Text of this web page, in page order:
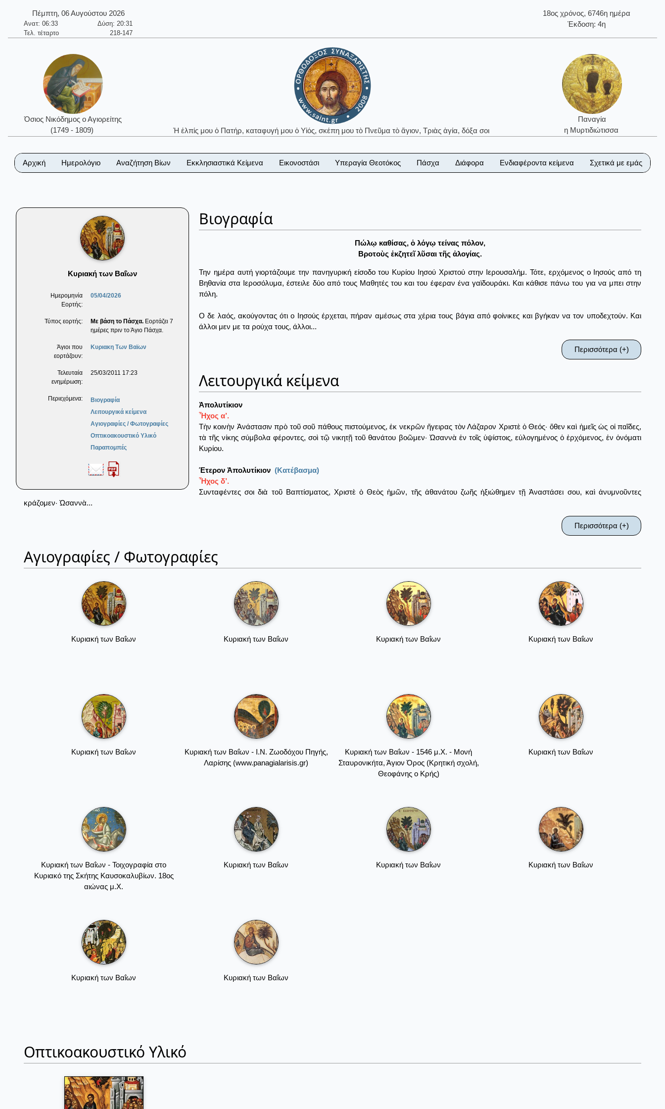
Πέμπτη, 06 Αυγούστου 2026
Ανατ: 06:33
Δύση: 20:31
Τελ. τέταρτο
218-147
18ος χρόνος, 6746η ημέρα
Έκδοση: 4η
Όσιος Νικόδημος ο Αγιορείτης
(1749 - 1809)
Ἡ ἐλπίς μου ὁ Πατήρ, καταφυγή μου ὁ Υἱός, σκέπη μου τὸ Πνεῦμα τὸ ἅγιον, Τριὰς ἁγία, δόξα σοι
Παναγία
η Μυρτιδιώτισσα
Αρχική Ημερολόγιο Αναζήτηση Βίων Εκκλησιαστικά Κείμενα Εικονοστάσι Υπεραγία Θεοτόκος Πάσχα Διάφορα Ενδιαφέροντα κείμενα Σχετικά με εμάς
Κυριακή των Βαΐων
Ημερομηνία
Εορτής:
05/04/2026
Τύπος εορτής: Με βάση το Πάσχα. Εορτάζει 7
ημέρες πριν το Άγιο Πάσχα.
Άγιοι που
εορτάζουν:
Κυριακη Των Βαϊων
Τελευταία
ενημέρωση:
25/03/2011 17:23
Περιεχόμενα:
Βιογραφία
Λειτουργικά κείμενα
Αγιογραφίες / Φωτογραφίες
Οπτικοακουστικό Υλικό
Παραπομπές
Βιογραφία
Πώλῳ καθίσας, ὁ λόγῳ τείνας πόλον,
Βροτοὺς ἐκζητεῖ λῦσαι τῆς ἀλογίας.
Την ημέρα αυτή γιορτάζουμε την πανηγυρική είσοδο του Κυρίου Ιησού Χριστού στην Ιερουσαλήμ. Τότε, ερχόμενος ο Ιησούς από τη
Βηθανία στα Ιεροσόλυμα, έστειλε δύο από τους Μαθητές του και του έφεραν ένα γαϊδουράκι. Και κάθισε πάνω του για να μπει στην
πόλη.
Ο δε λαός, ακούγοντας ότι ο Ιησούς έρχεται, πήραν αμέσως στα χέρια τους βάγια από φοίνικες και βγήκαν να τον υποδεχτούν. Και
άλλοι μεν με τα ρούχα τους, άλλοι...
Περισσότερα (+)
Λειτουργικά κείμενα
Ἀπολυτίκιον
Ἦχος α’.
Τὴν κοινὴν Ἀνάστασιν πρὸ τοῦ σοῦ πάθους πιστούμενος, ἐκ νεκρῶν ἤγειρας τὸν Λάζαρον Χριστὲ ὁ Θεός· ὅθεν καὶ ἡμεῖς ὡς οἱ παῖδες,
τὰ τῆς νίκης σύμβολα φέροντες, σοὶ τῷ νικητῇ τοῦ θανάτου βοῶμεν· Ὠσαννὰ ἐν τοῖς ὑψίστοις, εὐλογημένος ὁ ἐρχόμενος, ἐν ὀνόματι
Κυρίου.
Έτερον Ἀπολυτίκιον (Κατέβασμα)
Ἦχος δ’.
Συνταφέντες σοι διὰ τοῦ Βαπτίσματος, Χριστὲ ὁ Θεὸς ἡμῶν, τῆς ἀθανάτου ζωῆς ἠξιώθημεν τῇ Ἀναστάσει σου, καὶ ἀνυμνοῦντες
κράζομεν· Ὠσαννὰ...
Περισσότερα (+)
Αγιογραφίες / Φωτογραφίες
Κυριακή των Βαΐων Κυριακή των Βαΐων Κυριακή των Βαΐων Κυριακή των Βαΐων
Κυριακή των Βαΐων
Κυριακή των Βαΐων - Ι.Ν. Ζωοδόχου Πηγής,
Λαρίσης (www.panagialarisis.gr)
Κυριακή των Βαΐων - 1546 μ.Χ. - Mονή
Σταυρονικήτα, Άγιον Όρος (Κρητική σχολή,
Θεοφάνης ο Kρής)
Κυριακή των Βαΐων
Κυριακή των Βαΐων - Τοιχογραφία στο
Κυριακό της Σκήτης Καυσοκαλυβίων. 18ος
αιώνας μ.Χ.
Κυριακή των Βαΐων Κυριακή των Βαΐων Κυριακή των Βαΐων
Κυριακή των Βαΐων Κυριακή των Βαΐων
Οπτικοακουστικό Υλικό